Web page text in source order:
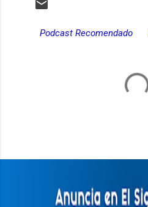
Podcast Recomendado